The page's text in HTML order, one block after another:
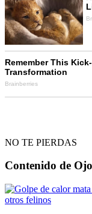
NO TE PIERDAS
Contenido de Ojo